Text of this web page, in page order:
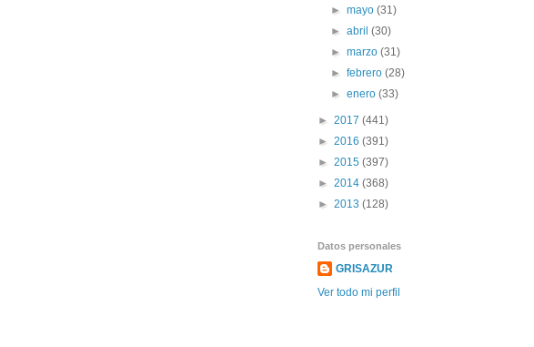
►mayo(31)
►abril(30)
►marzo(31)
►febrero(28)
►enero(33)
► 2017 (441)
► 2016 (391)
► 2015 (397)
► 2014 (368)
► 2013 (128)
Datos personales
GRISAZUR
Ver todo mi perfil